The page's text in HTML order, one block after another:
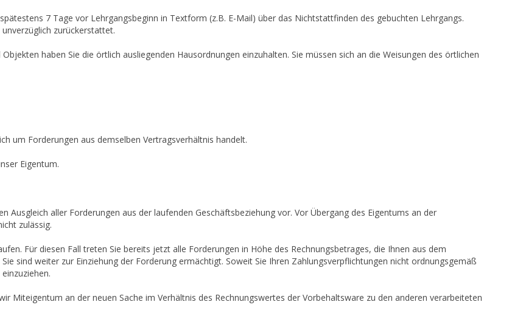
7 Tage vor Lehrgangsbeginn in Textform (z.B. E-Mail) über das Nichtstattfinden des gebuchten Lehrgangs.
zurückerstattet.
haben Sie die örtlich ausliegenden Hausordnungen einzuhalten. Sie müssen sich an die Weisungen des örtlichen
um Forderungen aus demselben Vertragsverhältnis handelt.
Eigentum.
Ausgleich aller Forderungen aus der laufenden Geschäftsbeziehung vor. Vor Übergang des Eigentums an der
zulässig.
Für diesen Fall treten Sie bereits jetzt alle Forderungen in Höhe des Rechnungsbetrages, die Ihnen aus dem
sind weiter zur Einziehung der Forderung ermächtigt. Soweit Sie Ihren Zahlungsverpflichtungen nicht ordnungsgemäß
Miteigentum an der neuen Sache im Verhältnis des Rechnungswertes der Vorbehaltsware zu den anderen verarbeiteten